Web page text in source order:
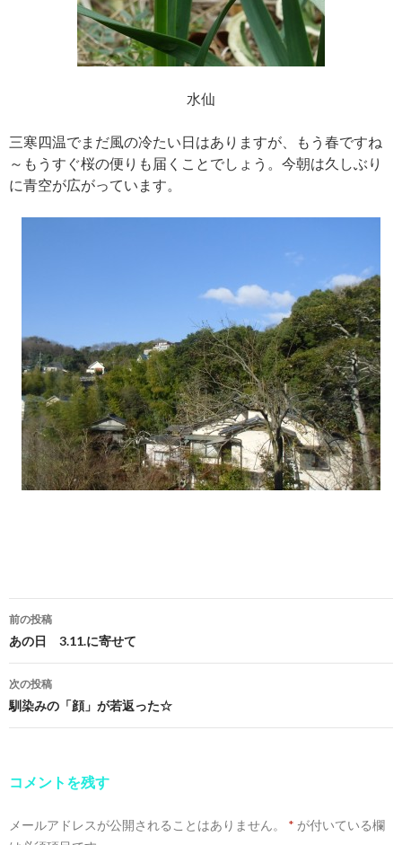
水仙
三寒四温でまだ風の冷たい日はありますが、もう春ですね
～もうすぐ桜の便りも届くことでしょう。今朝は久しぶり
に青空が広がっています。
投
稿
ナ
ゲ
シ
前の投稿
あの日 3.11.に寄せて
次の投稿
馴染みの「顔」が若返った☆
コメントを残す
メールアドレスが公開されることはありません。 * が付いている欄